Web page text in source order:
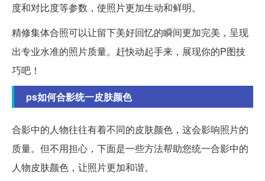
度和对比度等参数，使照片更加生动和鲜明。
精修集体合照可以让留下美好回忆的瞬间更加完美，呈现
出专业水准的照片质量。赶快动起手来，展现你的P图技
巧吧！
ps如何合影统一皮肤颜色
合影中的人物往往有着不同的皮肤颜色，这会影响照片的
质量。但不用担心，下面是一些方法帮助您统一合影中的
人物皮肤颜色，让照片更加和谐。